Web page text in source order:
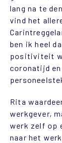
lang na te
vind het
ben ik heel
positiviteit
coronatijd
Rita
werkgever,
werk zelf op
naar het